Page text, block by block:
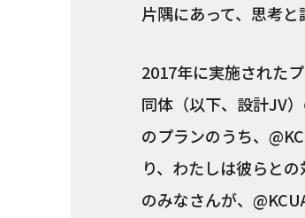
片隅にあって、思考と
2017年に実施された
同体（以下、設計JV
のプランのうち、
り、わたしは彼らと
のみなさんが、